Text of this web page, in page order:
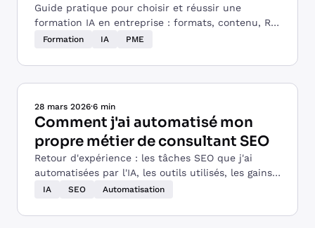
Guide pratique pour choisir et réussir une
formation IA en entreprise : formats, contenu, ROI
et critères de sélection d'un formateur.
Formation IA PME
28 mars 2026·6 min
Comment j'ai automatisé mon
propre métier de consultant SEO
Retour d'expérience : les tâches SEO que j'ai
automatisées par l'IA, les outils utilisés, les gains
de temps réels, et ce que j'en ai tiré pour mes
IA SEO Automatisation